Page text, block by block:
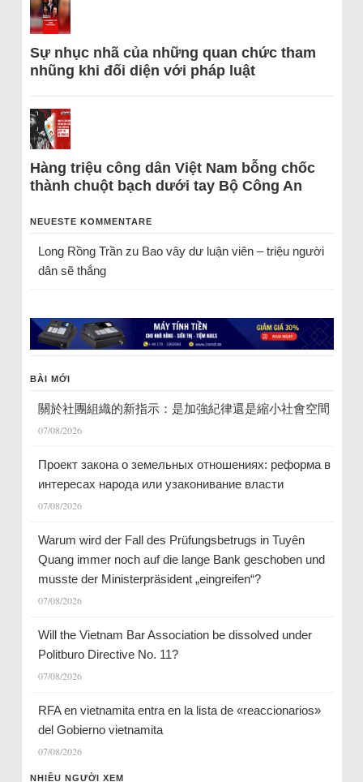
Sự nhục nhã của những quan chức tham
nhũng khi đối diện với pháp luật
Hàng triệu công dân Việt Nam bỗng chốc
thành chuột bạch dưới tay Bộ Công An
NEUESTE KOMMENTARE
Long Rồng Trầnzu Bao vây dư luận viên – triệu người
dân sẽ thắng
BÀI MỚI
關於社團組織的新指示：是加強紀律還是縮小社會空間
07/08/2026
Проект закона о земельных отношениях: реформа в
интересах народа или узаконивание власти
07/08/2026
Warum wird der Fall des Prüfungsbetrugs in Tuyên
Quang immer noch auf die lange Bank geschoben und
musste der Ministerpräsident „eingreifen“?
07/08/2026
Will the Vietnam Bar Association be dissolved under
Politburo Directive No. 11?
07/08/2026
RFA en vietnamita entra en la lista de «reaccionarios»
del Gobierno vietnamita
07/08/2026
NHIỀU NGƯỜI XEM